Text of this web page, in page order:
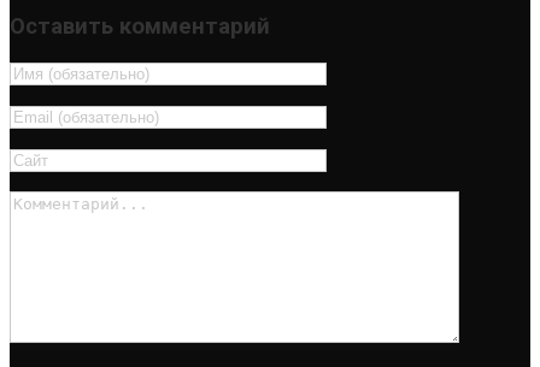
Оставить комментарий